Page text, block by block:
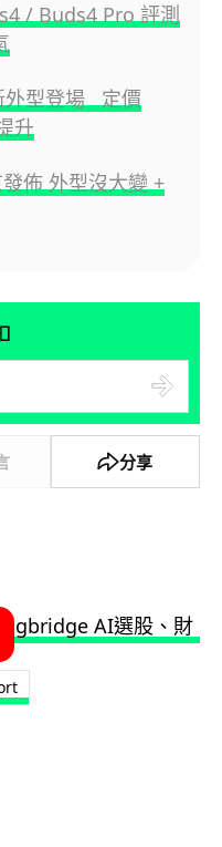
/ Buds4 Pro 評測
外型登場 定價
升
佈 外型沒大變 +
分享